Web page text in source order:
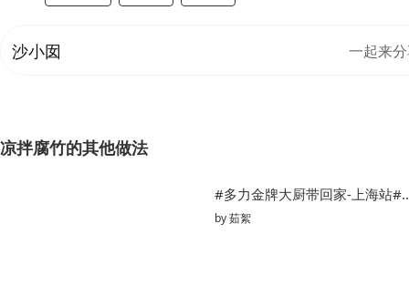
沙小囡 一起来
凉拌腐竹的其他做法
#多力金牌大厨
by茹絮